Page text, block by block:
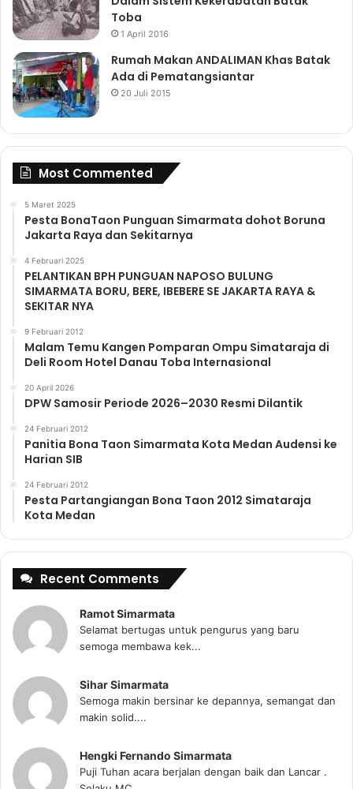
Toba
1 April 2016
Rumah Makan ANDALIMAN Khas Batak
Ada di Pematangsiantar
20 Juli 2015
Most Commented
5 Maret 2025
Pesta BonaTaon Punguan Simarmata dohot Boruna
Jakarta Raya dan Sekitarnya
4 Februari 2025
PELANTIKAN BPH PUNGUAN NAPOSO BULUNG
SIMARMATA BORU, BERE, IBEBERE SE JAKARTA RAYA &
SEKITAR NYA
9 Februari 2012
Malam Temu Kangen Pomparan Ompu Simataraja di
Deli Room Hotel Danau Toba Internasional
20 April 2026
DPW Samosir Periode 2026–2030 Resmi Dilantik
24 Februari 2012
Panitia Bona Taon Simarmata Kota Medan Audensi ke
Harian SIB
24 Februari 2012
Pesta Partangiangan Bona Taon 2012 Simataraja
Kota Medan
Recent Comments
Ramot Simarmata
Selamat bertugas untuk pengurus yang baru
semoga membawa kek...
Sihar Simarmata
Semoga makin bersinar ke depannya, semangat dan
makin solid....
Hengki Fernando Simarmata
Puji Tuhan acara berjalan dengan baik dan Lancar .